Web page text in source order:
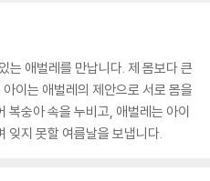
는 애벌레를 만납니다. 제 몸보다 큰
이는 애벌레의 제안으로 서로 몸을
복숭아 속을 누비고, 애벌레는 아이
잊지 못할 여름날을 보냅니다.